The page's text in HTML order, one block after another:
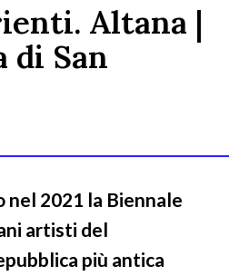
Altana |
di San
nel 2021 la Biennale
artisti del
più antica